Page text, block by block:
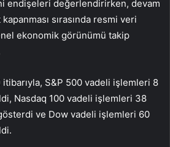
endişeleri değerlendirirken, devam
sırasında resmi veri
ekonomik görünümü takip
S&P 500 vadeli işlemleri 8
Nasdaq 100 vadeli işlemleri 38
ve Dow vadeli işlemleri 60